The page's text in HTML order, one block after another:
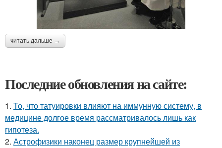
читать дальше →
Последние обновления на сайте:
1. То, что татуировки влияют на иммунную систему, в
медицине долгое время рассматривалось лишь как
гипотеза.
2. Астрофизики наконец размер крупнейшей из